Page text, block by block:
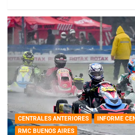
CENTRALES ANTERIORES
INFORME
RMC BUENOS AIRES